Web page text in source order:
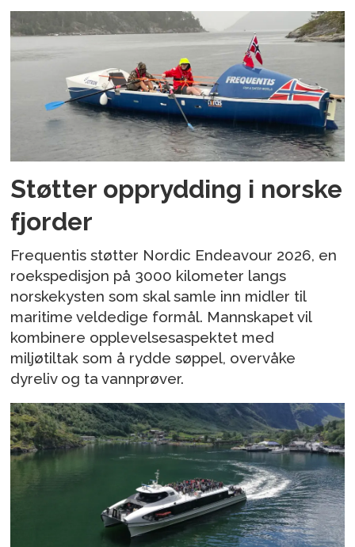
Støtter opprydding i norske
fjorder
Frequentis støtter Nordic Endeavour 2026, en
roekspedisjon på 3000 kilometer langs
norskekysten som skal samle inn midler til
maritime veldedige formål. Mannskapet vil
kombinere opplevelsesaspektet med
miljøtiltak som å rydde søppel, overvåke
dyreliv og ta vannprøver.